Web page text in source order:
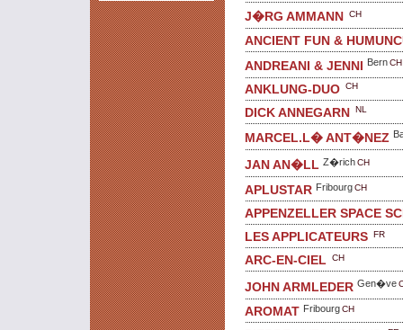
J�RG AMMANN CH
ANCIENT FUN &
ANDREANI & JENNI BernCH
ANKLUNG-DUO CH
DICK ANNEGARN NL
MARCEL.L� ANT�NEZ
JAN AN�LL Z�richCH
APLUSTAR FribourgCH
APPENZELLER SPACE
LES APPLICATEURS FR
ARC-EN-CIEL CH
JOHN ARMLEDER Gen�ve
AROMAT FribourgCH